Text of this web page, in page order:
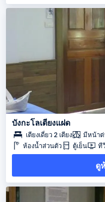
บังกะโลเตียงแฝด
เตียงเดี่ยว 2 เตียง มีหน้าต่
ห้องน้ำส่วนตัว
ตู้เย็น ที
ดู